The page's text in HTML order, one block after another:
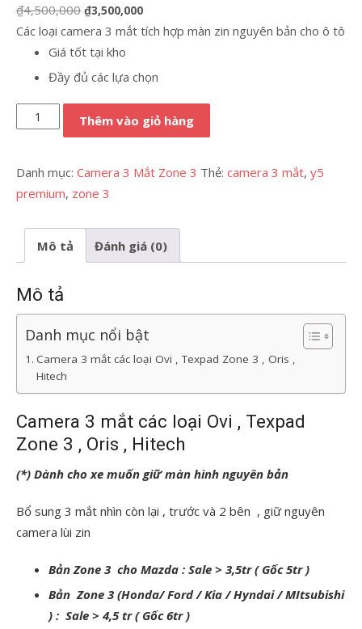
₫4,500,000 Giá
gốc
là:
₫4,500,000.
₫3,500,000Giá
hiện
là:
Các loại camera 3 mắt tích hợp màn zin nguyên bản cho ô tô
Giá tốt tại kho
Đầy đủ các lựa chọn
Camera
3
ô
tô
Hitech
Ovi
3
lượng
Thêm vào giỏ hàng
Danh mục: Camera 3 Mắt Zone 3 Thẻ: camera 3 mắt, y5
premium, zone 3
Mô tả Đánh giá (0)
Mô tả
Danh mục nổi bật
Camera 3 mắt các loại Ovi , Texpad Zone 3 , Oris ,
Hitech
Camera 3 mắt các loại Ovi , Texpad
Zone 3 , Oris , Hitech
(*) Dành cho xe muốn giữ màn hình nguyên bản
Bổ sung 3 mắt nhìn còn lại , trước và 2 bên , giữ nguyên
camera lùi zin
Bản Zone 3 cho Mazda : Sale > 3,5tr ( Gốc 5tr )
Bản Zone 3 (Honda/ Ford / Kia / Hyndai / MItsubishi
) : Sale > 4,5 tr ( Gốc 6tr )